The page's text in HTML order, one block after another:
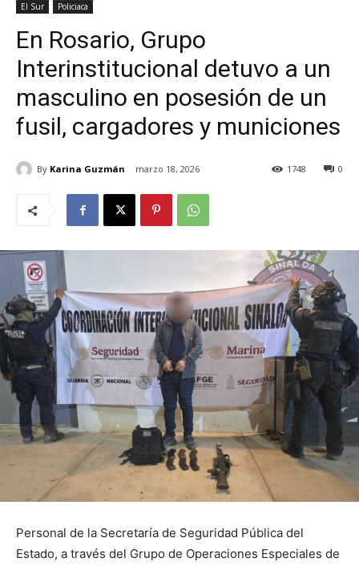
El Sur Policiaca
En Rosario, Grupo
Interinstitucional detuvo a un
masculino en posesión de un
fusil, cargadores y municiones
By Karina Guzmán marzo 18, 2026 0
1748
Personal de la Secretaría de Seguridad Pública del
Estado, a través del Grupo de Operaciones Especiales de